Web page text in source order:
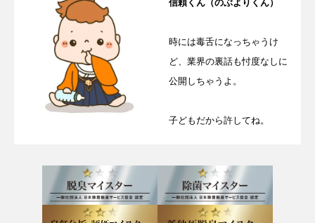
信頼くん（のぶよりくん）
時には毒舌になっちゃうけ
ど、業界の裏話も忖度なしに
公開しちゃうよ。
子どもだから許してね。